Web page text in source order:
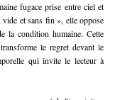
fugace prise entre ciel et
et sans fin », elle oppose
la condition humaine. Cette
le regret devant le
qui invite le lecteur à